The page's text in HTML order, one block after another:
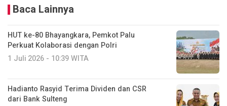
Baca Lainnya
HUT ke-80 Bhayangkara, Pemkot Palu
Perkuat Kolaborasi dengan Polri
1 Juli 2026 - 10:39 WITA
Hadianto Rasyid Terima Dividen dan CSR
dari Bank Sulteng